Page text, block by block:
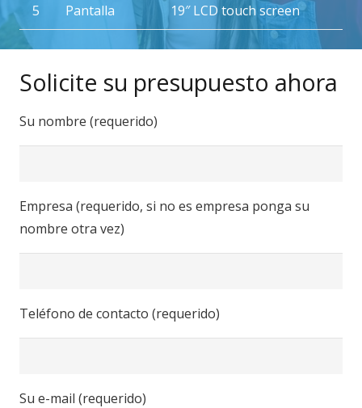
5 Pantalla 19″ LCD touch screen
Solicite su presupuesto ahora
Su nombre (requerido)
Empresa (requerido, si no es empresa ponga su
nombre otra vez)
Teléfono de contacto (requerido)
Su e-mail (requerido)